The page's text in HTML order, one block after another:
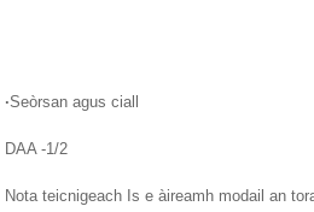
·Seòrsan agus ciall
DAA -1/2
Nota teicnigeach Is e àireamh modail an